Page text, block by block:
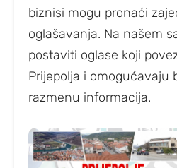
biznisi mogu pronaći
oglašavanja. Na našem
postaviti oglase koji
Prijepolja i omogućavaju
razmenu informacija.